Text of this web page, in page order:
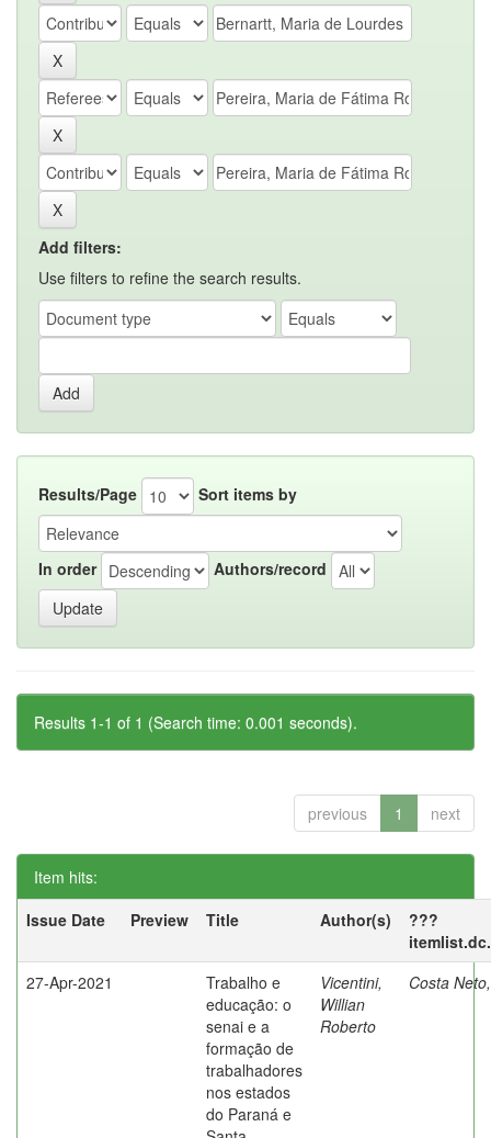
Add filters:
Use filters to refine the search results.
Results/Page Sort items by
In order Authors/record
Results 1-1 of 1 (Search time: 0.001 seconds).
previous 1 next
Item hits:
Issue Date
Preview Title Author(s)
???
27-Apr-2021
Trabalho e
educação: o
senai e a
formação de
trabalhadores
nos estados
do Paraná e
Vicentini,
Willian
Roberto
Costa